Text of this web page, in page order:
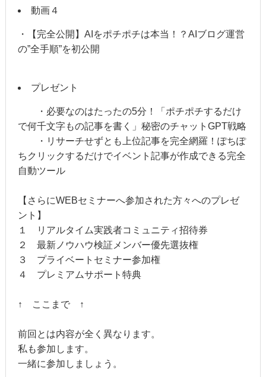
動画４
・【完全公開】AIをポチポチは本当！？AIブログ運営
の”全手順”を初公開
プレゼント
・必要なのはたったの5分！「ポチポチするだけ
で何千文字もの記事を書く」秘密のチャットGPT戦略
・リサーチせずとも上位記事を完全網羅！ぽちぽ
ちクリックするだけでイベント記事が作成できる完全
自動ツール
【さらにWEBセミナーへ参加された方々へのプレゼ
ント】
１ リアルタイム実践者コミュニティ招待券
２ 最新ノウハウ検証メンバー優先選抜権
３ プライベートセミナー参加権
４ プレミアムサポート特典
↑ ここまで ↑
前回とは内容が全く異なります。
私も参加します。
一緒に参加しましょう。